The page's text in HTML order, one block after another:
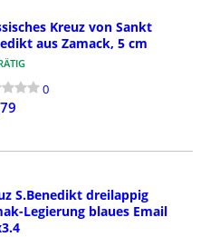
Kreuz von Sankt
aus Zamack, 5 cm
0
S.Benedikt dreilappig
Legierung blaues Email